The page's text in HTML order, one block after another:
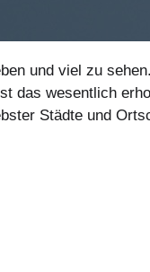
und viel zu
das wesentlich
Städte und